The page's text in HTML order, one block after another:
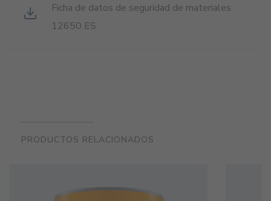
Ficha de datos de seguridad de materiales
12650 ES
PRODUCTOS RELACIONADOS